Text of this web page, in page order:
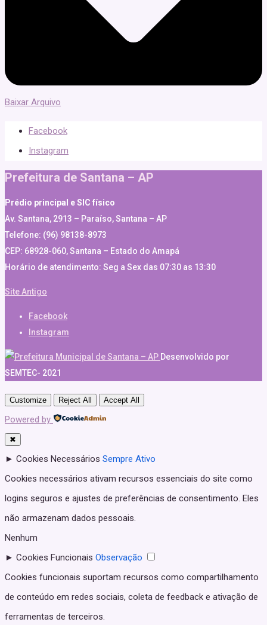
Baixar Arquivo
Facebook
Instagram
Prefeitura de Santana – AP
Prédio principal e SIC físico
Av. Santana, 2913 – Paraíso, Santana – AP
Telefone: (96) 98138-8973
CEP: 68928-060, Santana – Estado do Amapá
Horário de atendimento: Seg a Sex das 07:30 as 13:30
Site Antigo
Facebook
Instagram
Desenvolvido por
SEMTEC- 2021
Customize Reject All Accept All
Powered by
✖
► Cookies Necessários Sempre Ativo
Cookies necessários ativam recursos essenciais do site como
logins seguros e ajustes de preferências de consentimento. Eles
não armazenam dados pessoais.
Nenhum
► Cookies Funcionais Observação
Cookies funcionais suportam recursos como compartilhamento
de conteúdo em redes sociais, coleta de feedback e ativação de
ferramentas de terceiros.